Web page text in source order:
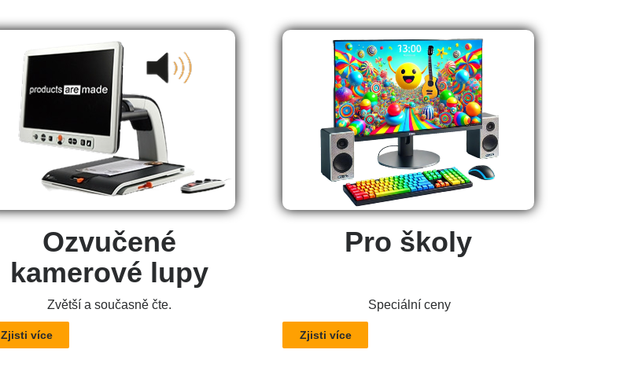
Ozvučené
kamerové lupy
Zvětší a současně čte.
Zjisti více
Pro školy
Speciální ceny
Zjisti více